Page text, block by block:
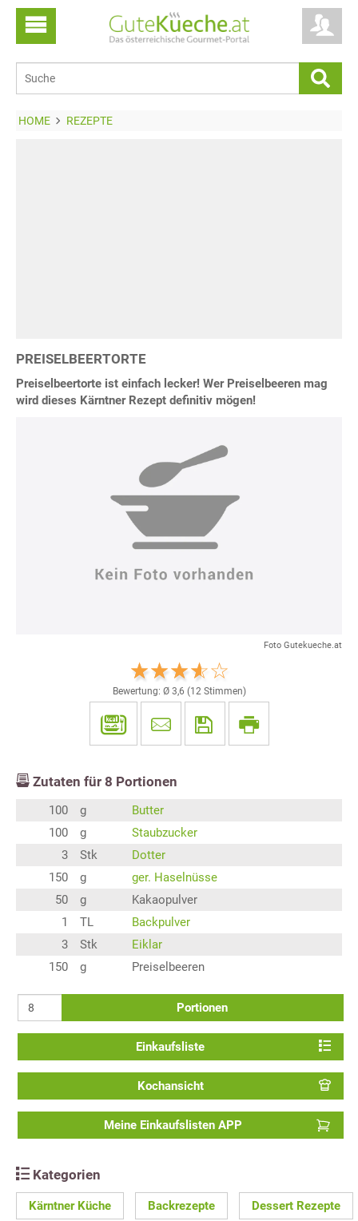
HOME REZEPTE
PREISELBEERTORTE
Preiselbeertorte ist einfach lecker! Wer Preiselbeeren mag
wird dieses Kärntner Rezept definitiv mögen!
Foto Gutekueche.at
Bewertung: Ø 3,6 (12Stimmen)
Zutaten für 8 Portionen
100 g
Butter
100
g
Staubzucker
3
Stk
Dotter
150
g
ger. Haselnüsse
50
g
Kakaopulver
1
TL
Backpulver
3
Stk
Eiklar
150
g Preiselbeeren
Portionen
Einkaufsliste
Kochansicht
Meine Einkaufslisten APP
Kategorien
Kärntner Küche Backrezepte Dessert Rezepte